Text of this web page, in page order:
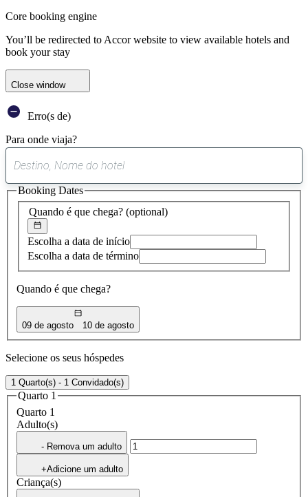
Core booking engine
You’ll be redirected to Accor website to view available hotels and
book your stay
Close window
Erro(s de)
Para onde viaja?
sugestão
encontrada
Quando é que chega? (optional)
Escolha a data de início
Escolha a data de término
Quando é que chega?
09 de agosto 10 de agosto
Booking Dates
Selecione os seus hóspedes
1 Quarto(s) - 1 Convidado(s)
Quarto 1
Quarto 1
Adulto(s)
- Remova um adulto
+Adicione um adulto
Criança(s)